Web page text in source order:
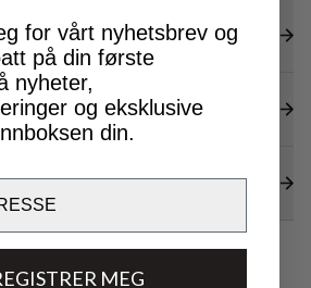
for vårt nyhetsbrev og
på din første
nyheter,
og eksklusive
din.
MEG